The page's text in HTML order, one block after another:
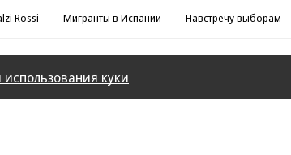
Rossi Мигранты в Испании Навстречу выборам
куки